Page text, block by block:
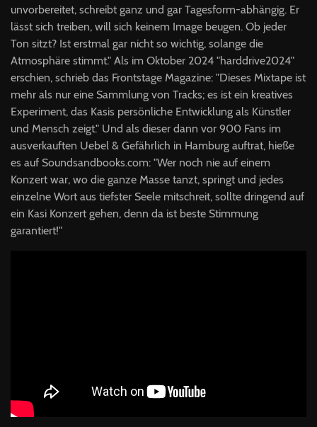
unvorbereitet, schreibt ganz und gar Tagesform-abhängig. Er
lässt sich treiben, will sich keinem Image beugen. Ob jeder
Ton sitzt? Ist erstmal gar nicht so wichtig, solange die
Atmosphäre stimmt." Als im Oktober 2024 "harddrive2024"
erschien, schrieb das Frontstage Magazine: "Dieses Mixtape ist
mehr als nur eine Sammlung von Tracks; es ist ein kreatives
Experiment, das Kasis persönliche Entwicklung als Künstler
und Mensch zeigt." Und als dieser dann vor 900 Fans im
ausverkauften Uebel & Gefährlich in Hamburg auftrat, hieße
es auf Soundsandbooks.com: "Wer noch nie auf einem
Konzert war, wo die ganze Masse tanzt, springt und jedes
einzelne Wort aus tiefster Seele mitschreit, sollte dringend auf
ein Kasi Konzert gehen, denn da ist beste Stimmung
garantiert!"